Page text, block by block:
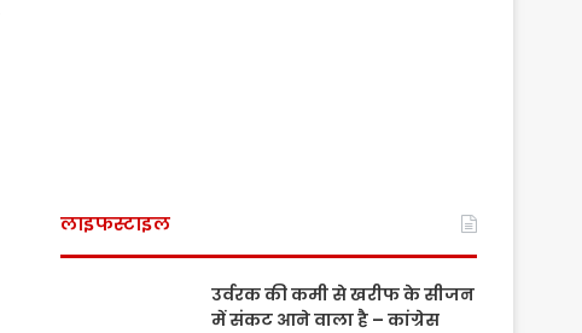
लाइफस्टाइल
उर्वरक की कमी से खरीफ के सीजन
में संकट आने वाला है – कांग्रेस